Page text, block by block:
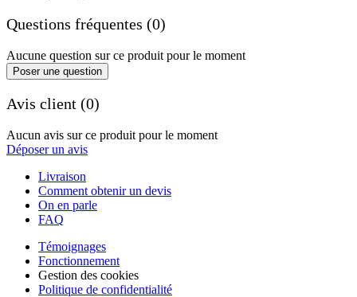
Questions fréquentes (0)
Aucune question sur ce produit pour le moment
Poser une question
Avis client (0)
Aucun avis sur ce produit pour le moment
Déposer un avis
Livraison
Comment obtenir un devis
On en parle
FAQ
Témoignages
Fonctionnement
Gestion des cookies
Politique de confidentialité